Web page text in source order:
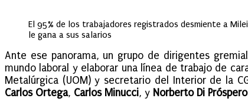
El 95% de los trabajadores registrados desmiente a
le gana a sus salarios
Ante ese panorama, un grupo de dirigentes
mundo laboral y elaborar una línea de trabajo de
Metalúrgica (UOM) y secretario del Interior de la
Carlos Ortega, Carlos Minucci, y Norberto Di Próspero